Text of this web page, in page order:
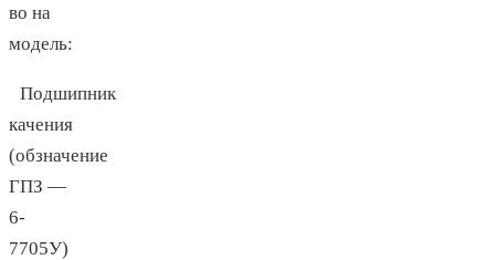
во на
модель:
Подшипник
качения
(обзначение
ГПЗ —
6-
7705У)